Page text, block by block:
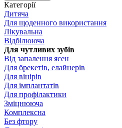
Категорії
Дитяча
Для щоденного використання
Лікувальна
Відбілююча
Для чутливих зубів
Від запалення ясен
Для брекетів, елайнерів
Для вінірів
Для імплантатів
Для профілактики
Зміцнююча
Комплексна
Без фтору